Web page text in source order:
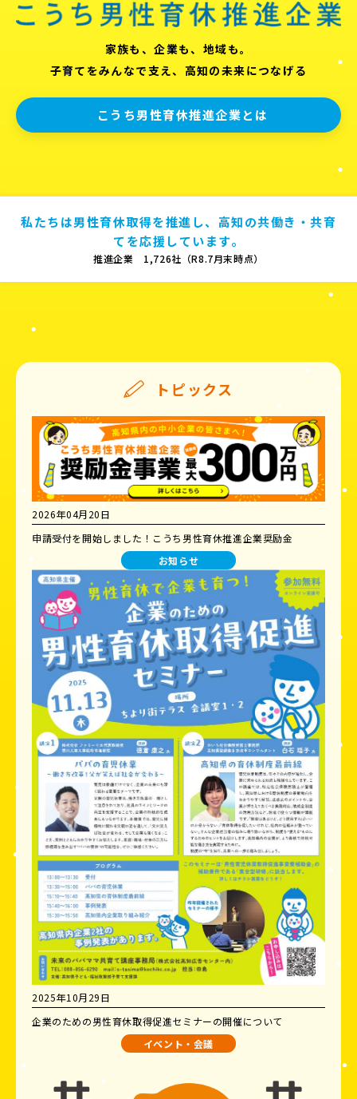
家族も、企業も、地域も。
子育てをみんなで支え、高知の未来につなげる
こうち男性育休推進企業とは
私たちは男性育休取得を推進し、高知の共働き・共育
てを応援しています。
推進企業 1,726社（R8.7月末時点）
トピックス
2026年04月20日
申請受付を開始しました！こうち男性育休推進企業奨励金
お知らせ
2025年10月29日
企業のための男性育休取得促進セミナーの開催について
イベント・会議